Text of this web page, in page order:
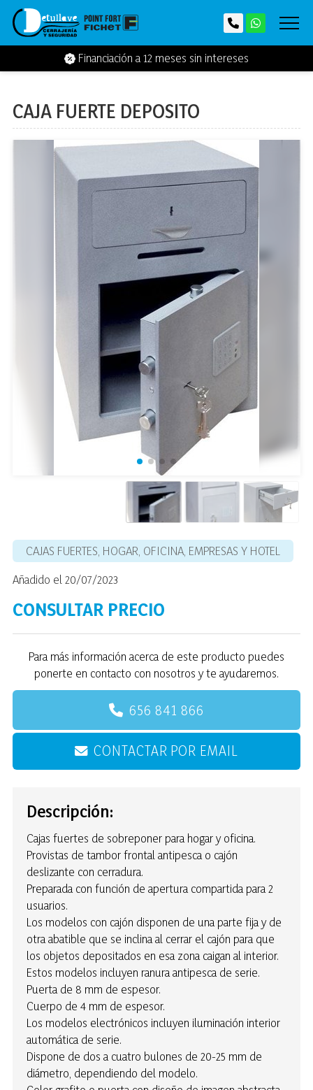
Financiación a 12 meses sin intereses
CAJA FUERTE DEPOSITO
CAJAS FUERTES, HOGAR, OFICINA, EMPRESAS Y HOTEL
Añadido el 20/07/2023
CONSULTAR PRECIO
Para más información acerca de este producto puedes
ponerte en contacto con nosotros y te ayudaremos.
656 841 866
CONTACTAR POR EMAIL
Descripción:
Cajas fuertes de sobreponer para hogar y oficina.
Provistas de tambor frontal antipesca o cajón
deslizante con cerradura.
Preparada con función de apertura compartida para 2
usuarios.
Los modelos con cajón disponen de una parte fija y de
otra abatible que se inclina al cerrar el cajón para que
los objetos depositados en esa zona caigan al interior.
Estos modelos incluyen ranura antipesca de serie.
Puerta de 8 mm de espesor.
Cuerpo de 4 mm de espesor.
Los modelos electrónicos incluyen iluminación interior
automática de serie.
Dispone de dos a cuatro bulones de 20-25 mm de
diámetro, dependiendo del modelo.